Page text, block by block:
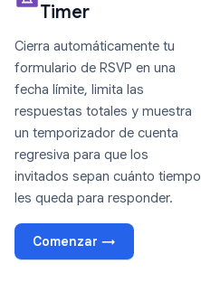
Timer
Cierra automáticamente tu
formulario de RSVP en una
fecha límite, limita las
respuestas totales y muestra
un temporizador de cuenta
regresiva para que los
invitados sepan cuánto tiempo
les queda para responder.
Comenzar →